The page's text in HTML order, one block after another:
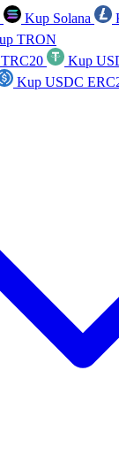
Kup Solana
TRON
Kup
Kup USDC